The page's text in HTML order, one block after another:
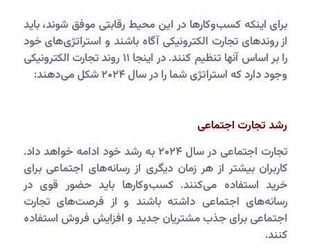
برای اینکه کسب‌وکارها در این محیط رقابتی موفق شوند، باید
از روندهای تجارت الکترونیکی آگاه باشند و استراتژی‌های خود
را بر اساس آنها تنظیم کنند. در اینجا ۱۱ روند تجارت الکترونیکی
وجود دارد که استراتژی شما را در سال ۲۰۲۴ شکل می‌دهند:
رشد تجارت اجتماعی
تجارت اجتماعی در سال ۲۰۲۴ به رشد خود ادامه خواهد داد.
کاربران بیشتر از هر زمان دیگری از رسانه‌های اجتماعی برای
خرید استفاده می‌کنند. کسب‌وکارها باید حضور قوی در
رسانه‌های اجتماعی داشته باشند و از فرصت‌های تجارت
اجتماعی برای جذب مشتریان جدید و افزایش فروش استفاده
کنند.